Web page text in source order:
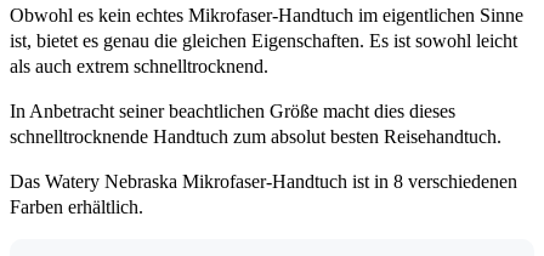
Obwohl es kein echtes Mikrofaser-Handtuch im eigentlichen Sinne
ist, bietet es genau die gleichen Eigenschaften. Es ist sowohl leicht
als auch extrem schnelltrocknend.
In Anbetracht seiner beachtlichen Größe macht dies dieses
schnelltrocknende Handtuch zum absolut besten Reisehandtuch.
Das Watery Nebraska Mikrofaser-Handtuch ist in 8 verschiedenen
Farben erhältlich.